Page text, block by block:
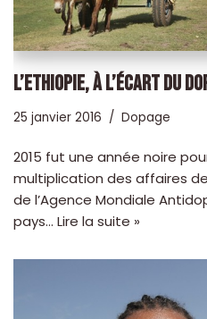
L’ETHIOPIE, À L’ÉCART DU
25 janvier 2016 Dopage
2015 fut une année noire
multiplication des affaires
de l’Agence Mondiale
pays… Lire la suite »